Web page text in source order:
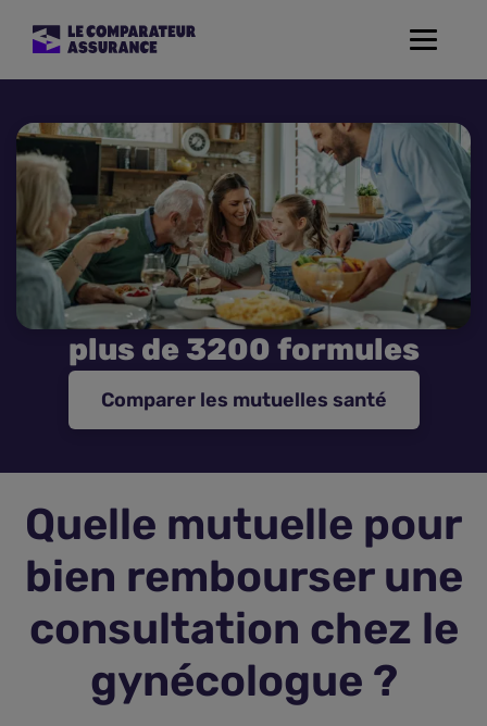
Toggle
Mutuelle Santé
Assurance Moto
Assurance Habitation
Assurance de prêt
Assurance Animaux
Assurance vie
Plus d'assurances
plus de 3200 formules
Comparer les mutuelles santé
Quelle mutuelle pour
bien rembourser une
consultation chez le
gynécologue ?